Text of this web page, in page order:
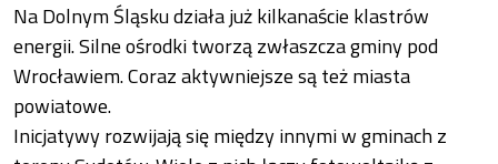
Na Dolnym Śląsku działa już kilkanaście klastrów
energii. Silne ośrodki tworzą zwłaszcza gminy pod
Wrocławiem. Coraz aktywniejsze są też miasta
powiatowe.
Inicjatywy rozwijają się między innymi w gminach z